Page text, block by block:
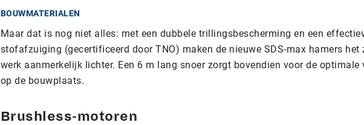
BOUWMATERIALEN
Maar dat is nog niet alles: met een dubbele trillingsbescherming en een
stofafzuiging (gecertificeerd door TNO) maken de nieuwe SDS-max hamers het
werk aanmerkelijk lichter. Een 6 m lang snoer zorgt bovendien voor de optimale
op de bouwplaats.
Brushless-motoren